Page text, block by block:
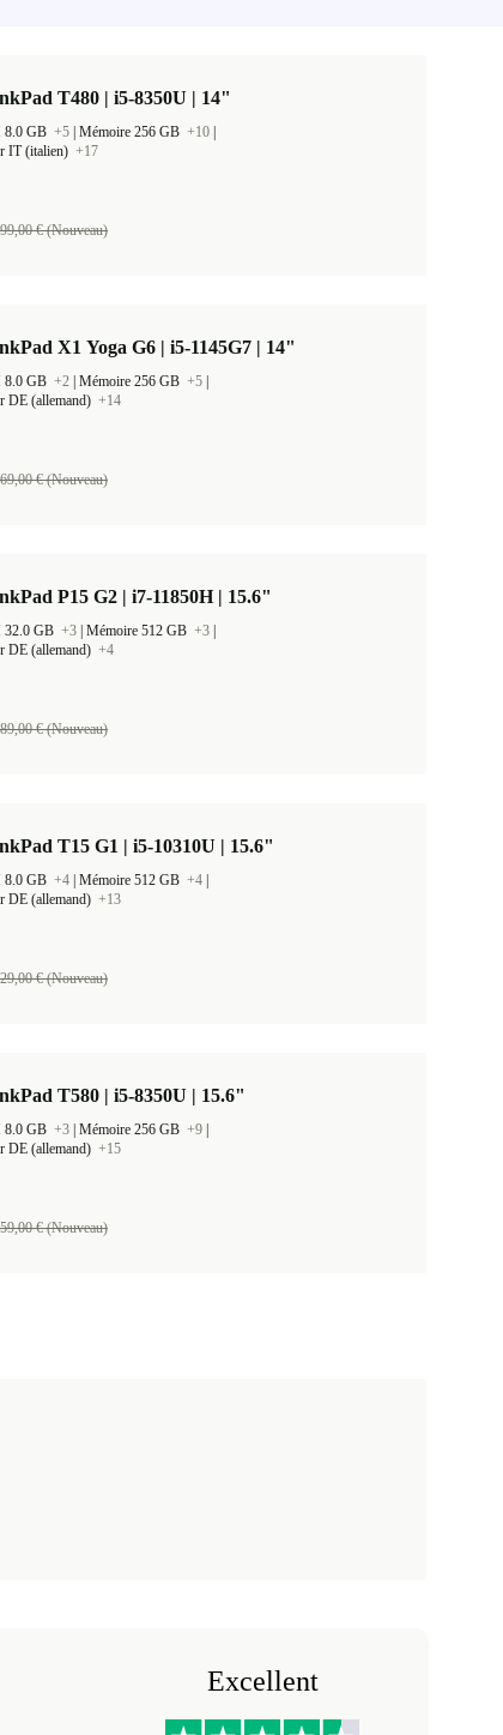
T480 | i5-8350U | 14"
8.0 GB +5 Mémoire 256 GB +10
IT (italien) +17
€ (Nouveau)
X1 Yoga G6 | i5-1145G7 | 14"
8.0 GB +2 Mémoire 256 GB +5
DE (allemand) +14
€ (Nouveau)
P15 G2 | i7-11850H | 15.6"
32.0 GB +3 Mémoire 512 GB +3
DE (allemand) +4
€ (Nouveau)
T15 G1 | i5-10310U | 15.6"
8.0 GB +4 Mémoire 512 GB +4
DE (allemand) +13
€ (Nouveau)
T580 | i5-8350U | 15.6"
8.0 GB +3 Mémoire 256 GB +9
DE (allemand) +15
€ (Nouveau)
Excellent